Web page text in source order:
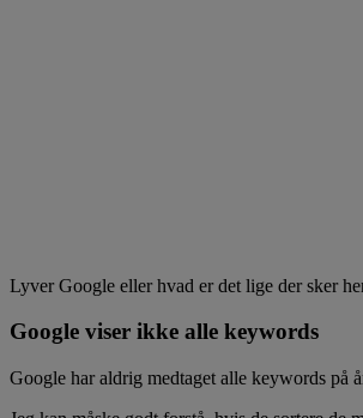
Lyver Google eller hvad er det lige der sker
Google viser ikke alle keywords
Google har aldrig medtaget alle keywords på